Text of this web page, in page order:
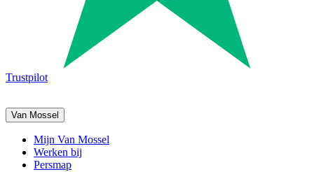
Trustpilot
Van Mossel
Mijn Van Mossel
Werken bij
Persmap